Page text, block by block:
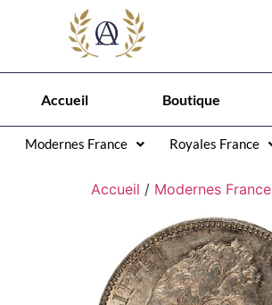
Accueil Boutique
Modernes France Royales France
Accueil / Modernes France